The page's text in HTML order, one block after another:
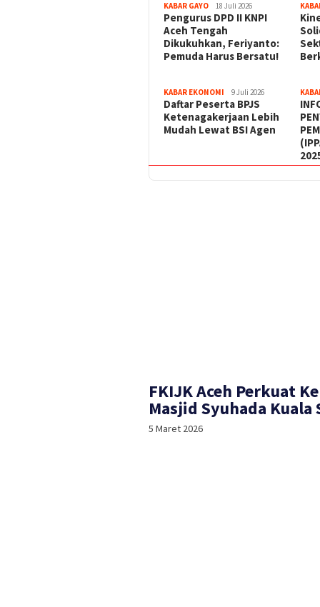
KABAR GAYO 18 Juli 2026
‎Pengurus DPD II KNPI
Aceh Tengah
Dikukuhkan, Feriyanto:
Pemuda Harus Bersatu!
KABAR EKONOMI 9 Juli 2026
Daftar Peserta BPJS
Ketenagakerjaan Lebih
Mudah Lewat BSI Agen
FKIJK Aceh Perkuat
Masjid Syuhada Kuala
5 Maret 2026